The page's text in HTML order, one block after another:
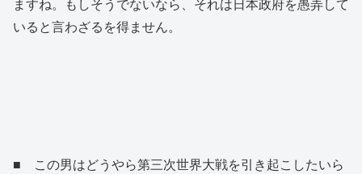
ますね。もしそうでないなら、それは日本政府を愚弄して
いると言わざるを得ません。
■ この男はどうやら第三次世界大戦を引き起こしたいら